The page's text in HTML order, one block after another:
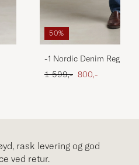
50%
-1 Nordic Denim Regular
Ordinær pris
1 599,- Nedsatt pris
800,-
rask levering og god
retur.